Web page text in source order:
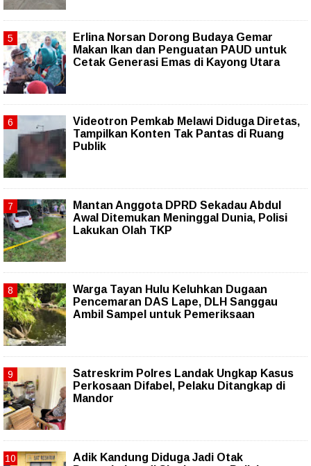
Erlina Norsan Dorong Budaya Gemar
Makan Ikan dan Penguatan PAUD untuk
Cetak Generasi Emas di Kayong Utara
Videotron Pemkab Melawi Diduga Diretas,
Tampilkan Konten Tak Pantas di Ruang
Publik
Mantan Anggota DPRD Sekadau Abdul
Awal Ditemukan Meninggal Dunia, Polisi
Lakukan Olah TKP
Warga Tayan Hulu Keluhkan Dugaan
Pencemaran DAS Lape, DLH Sanggau
Ambil Sampel untuk Pemeriksaan
Satreskrim Polres Landak Ungkap Kasus
Perkosaan Difabel, Pelaku Ditangkap di
Mandor
Adik Kandung Diduga Jadi Otak